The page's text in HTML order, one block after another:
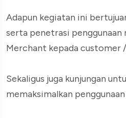
Adapun kegiatan ini
serta penetrasi penggunaan
Merchant kepada customer
Sekaligus juga kunjungan
memaksimalkan